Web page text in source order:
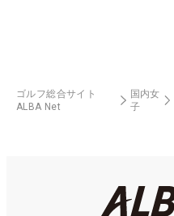
ゴルフ総合サイト
ALBA Net
国内女
子